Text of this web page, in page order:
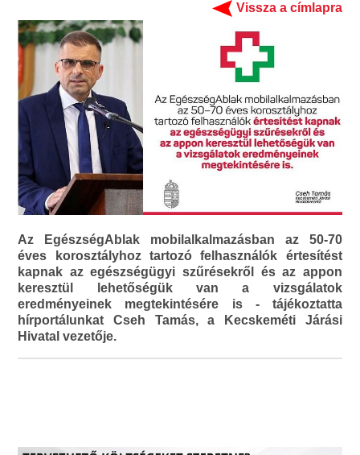
Vissza a címlapra
Az EgészségAblak mobilalkalmazásban az 50-70
éves korosztályhoz tartozó felhasználók értesítést
kapnak az egészségügyi szűrésekről és az appon
keresztül lehetőségük van a vizsgálatok
eredményeinek megtekintésére is - tájékoztatta
hírportálunkat Cseh Tamás, a Kecskeméti Járási
Hivatal vezetője.